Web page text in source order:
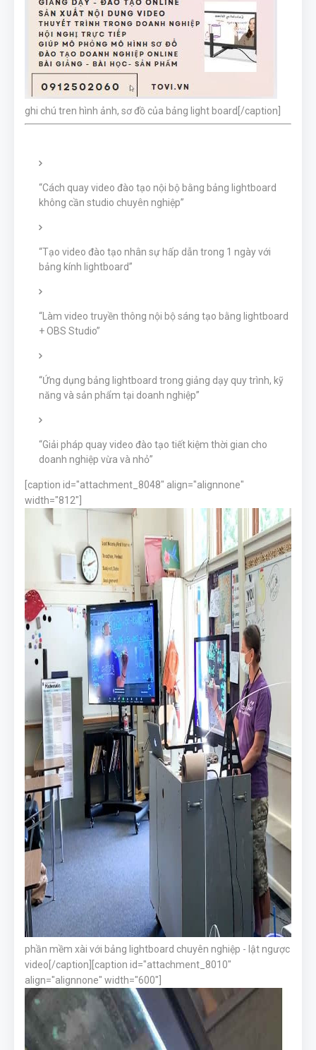
ghi chú tren hình ảnh, sơ đồ của bảng light board[/caption]
“Cách quay video đào tạo nội bộ bằng bảng lightboard
không cần studio chuyên nghiệp”
“Tạo video đào tạo nhân sự hấp dẫn trong 1 ngày với
bảng kính lightboard”
“Làm video truyền thông nội bộ sáng tạo bằng lightboard
+ OBS Studio”
“Ứng dụng bảng lightboard trong giảng dạy quy trình, kỹ
năng và sản phẩm tại doanh nghiệp”
“Giải pháp quay video đào tạo tiết kiệm thời gian cho
doanh nghiệp vừa và nhỏ”
[caption id="attachment_8048" align="alignnone"
width="812"]
phần mềm xài với bảng lightboard chuyên nghiệp - lật ngược
video[/caption][caption id="attachment_8010"
align="alignnone" width="600"]